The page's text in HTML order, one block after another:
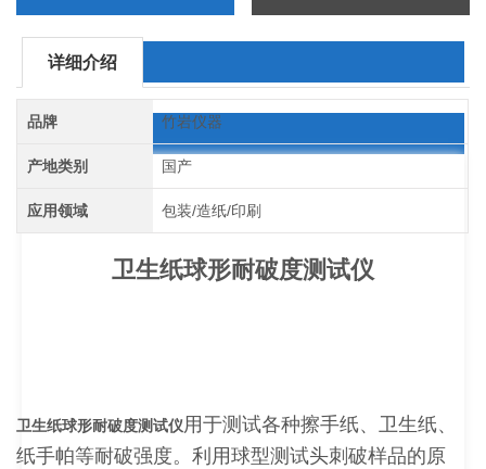
详细介绍
品牌 竹岩仪器
产地类别 国产
应用领域 包装/造纸/印刷
卫生纸球形耐破度测试仪
卫生纸球形耐破度测试仪用于测试各种擦手纸、卫生纸、
纸手帕等耐破强度。利用球型测试头刺破样品的原